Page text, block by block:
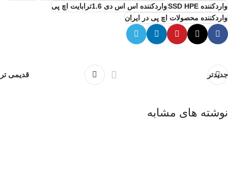
واردکننده SSD HPE
واردکننده اس اس دی 1.6ترابایت اچ پی
واردکننده محصولات اچ پی در ایران
جدیدتر قدیمی تر
نوشته های مشابه